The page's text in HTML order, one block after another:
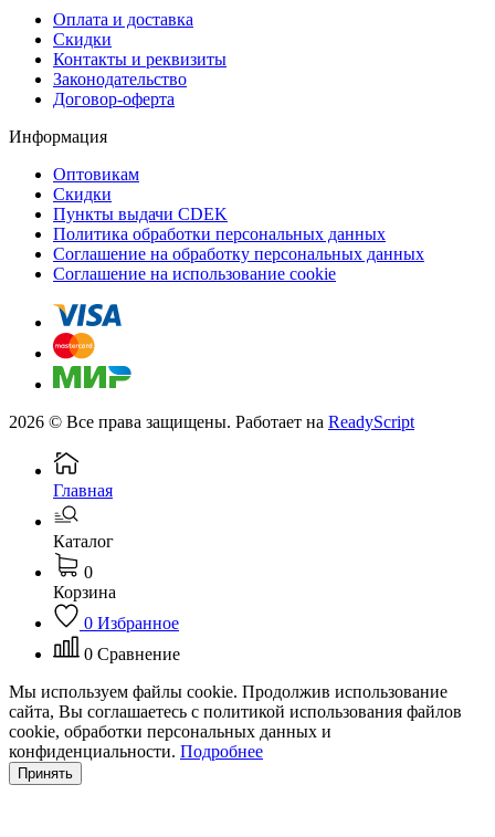
Оплата и доставка
Скидки
Контакты и реквизиты
Законодательство
Договор-оферта
Информация
Оптовикам
Скидки
Пункты выдачи CDEK
Политика обработки персональных данных
Соглашение на обработку персональных данных
Соглашение на использование cookie
2026 © Все права защищены. Работает на ReadyScript
Главная
Каталог
0
Корзина
0 Избранное
0 Сравнение
Мы используем файлы cookie. Продолжив использование
сайта, Вы соглашаетесь с политикой использования файлов
cookie, обработки персональных данных и
конфиденциальности. Подробнее
Принять